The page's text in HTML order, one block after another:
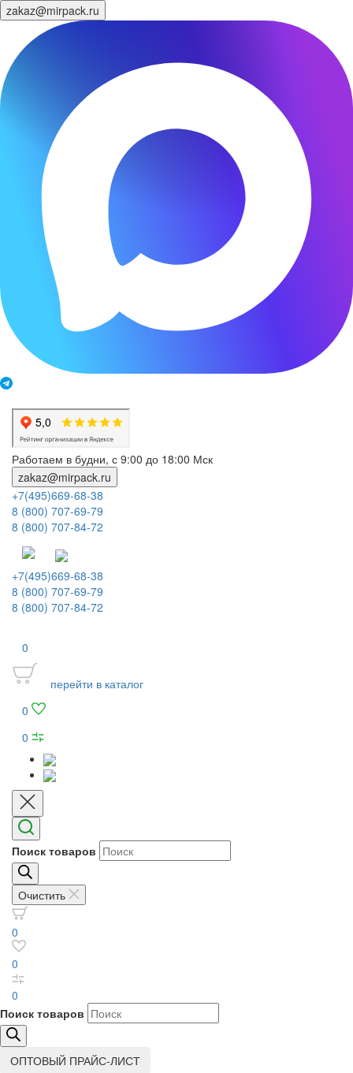
zakaz@mirpack.ru
Работаем в будни, с 9:00 до 18:00 Мск
zakaz@mirpack.ru
+7(495)669-68-38
8 (800) 707-69-79
8 (800) 707-84-72
+7(495)669-68-38
8 (800) 707-69-79
8 (800) 707-84-72
0
перейти в каталог
0
0
Поиск товаров
Очистить
0
0
0
Поиск товаров
ОПТОВЫЙ ПРАЙС-ЛИСТ